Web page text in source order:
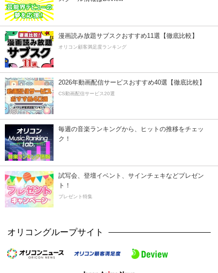
漫画読み放題サブスクおすすめ11選【徹底比較】
オリコン顧客満足度ランキング
2026年動画配信サービスおすすめ40選【徹底比較】
CS動画配信サービス20選
毎週の音楽ランキングから、ヒットの推移をチェッ
ク！
試写会、登壇イベント、サインチェキなどプレゼン
ト！
プレゼント特集
オリコングループサイト